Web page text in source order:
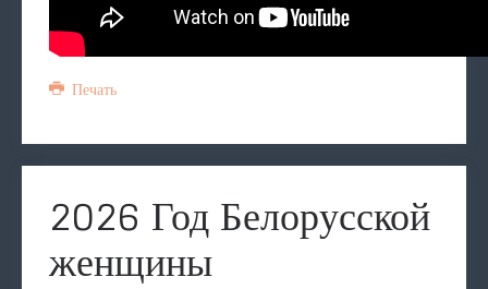
Печать
2026 Год Белорусской
женщины